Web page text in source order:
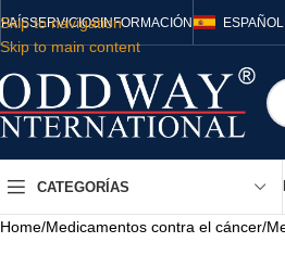
Skip to navigation
Skip to main content
PAÍSSERVICIOSINFORMACIÓN ESPAÑOL
CATEGORÍAS
Home/Medicamentos contra el cáncer/